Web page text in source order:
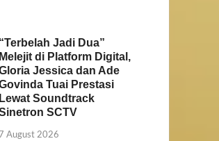
“Terbelah Jadi Dua”
Melejit di Platform Digital,
Jessica dan Ade
Tuai Prestasi
Lewat Soundtrack
SCTV
August 2026